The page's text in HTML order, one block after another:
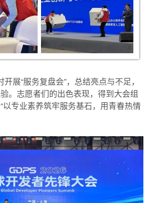
展“服务复盘会”，总结亮点与不足，
。志愿者们的出色表现，得到大会组
以专业素养筑牢服务基石，用青春热情